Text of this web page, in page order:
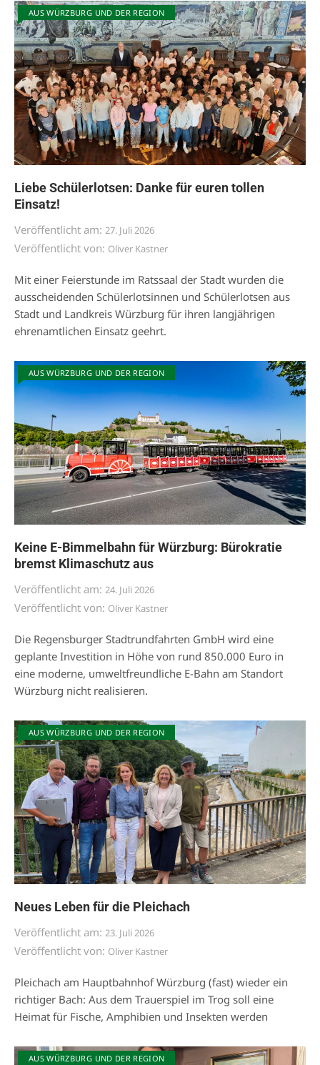
AUS WÜRZBURG UND DER REGION
Liebe Schülerlotsen: Danke für euren tollen
Einsatz!
Veröffentlicht am: 27. Juli 2026
Veröffentlicht von: Oliver Kastner
Mit einer Feierstunde im Ratssaal der Stadt wurden die
ausscheidenden Schülerlotsinnen und Schülerlotsen aus
Stadt und Landkreis Würzburg für ihren langjährigen
ehrenamtlichen Einsatz geehrt.
AUS WÜRZBURG UND DER REGION
Keine E-Bimmelbahn für Würzburg: Bürokratie
bremst Klimaschutz aus
Veröffentlicht am: 24. Juli 2026
Veröffentlicht von: Oliver Kastner
Die Regensburger Stadtrundfahrten GmbH wird eine
geplante Investition in Höhe von rund 850.000 Euro in
eine moderne, umweltfreundliche E-Bahn am Standort
Würzburg nicht realisieren.
AUS WÜRZBURG UND DER REGION
Neues Leben für die Pleichach
Veröffentlicht am: 23. Juli 2026
Veröffentlicht von: Oliver Kastner
Pleichach am Hauptbahnhof Würzburg (fast) wieder ein
richtiger Bach: Aus dem Trauerspiel im Trog soll eine
Heimat für Fische, Amphibien und Insekten werden
AUS WÜRZBURG UND DER REGION